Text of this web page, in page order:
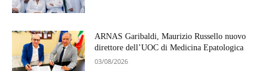
ARNAS Garibaldi, Maurizio Russello nuovo
direttore dell’UOC di Medicina Epatologica
03/08/2026